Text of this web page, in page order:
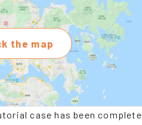
the map
case has been